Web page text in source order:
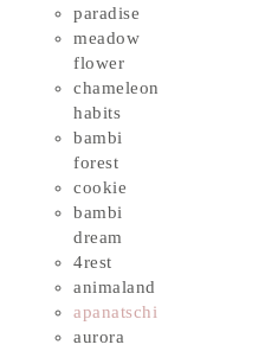
paradise
meadow
flower
chameleon
habits
bambi
forest
cookie
bambi
dream
4rest
animaland
apanatschi
aurora